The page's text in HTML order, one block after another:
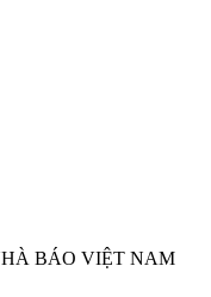
BÁO VIỆT NAM